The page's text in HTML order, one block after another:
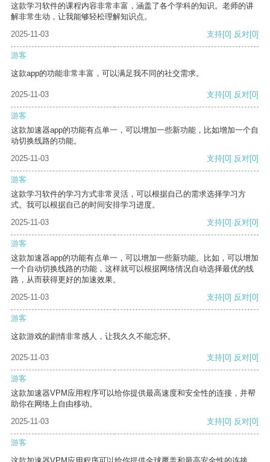
这款学习软件的课程内容非常丰富，涵盖了各个学科的知识。老师的讲
解非常生动，让我能够轻松理解知识点。
2025-11-03
支持[0] 反对[0]
游客
这款app的功能非常丰富，可以满足我不同的社交需求。
2025-11-03 支持[0] 反对[0]
游客
这款加速器app的功能有点单一，可以增加一些新功能，比如增加一个自
动切换线路的功能。
2025-11-03
支持[0] 反对[0]
游客
这款学习软件的学习方式非常灵活，可以根据自己的需求选择学习方
式。我可以根据自己的时间安排学习进度。
2025-11-03
支持[0] 反对[0]
游客
这款加速器app的功能有点单一，可以增加一些新功能。比如，可以增加
一个自动切换线路的功能，这样就可以根据网络情况自动选择最优的线
路，从而获得更好的加速效果。
2025-11-03
支持[0] 反对[0]
游客
这款游戏的剧情非常感人，让我久久不能忘怀。
2025-11-03 支持[0] 反对[0]
游客
这款加速器VPM应用程序可以给你提供最高速度和安全性的连接，并帮
助你在网络上自由移动。
2025-11-03
支持[0] 反对[0]
游客